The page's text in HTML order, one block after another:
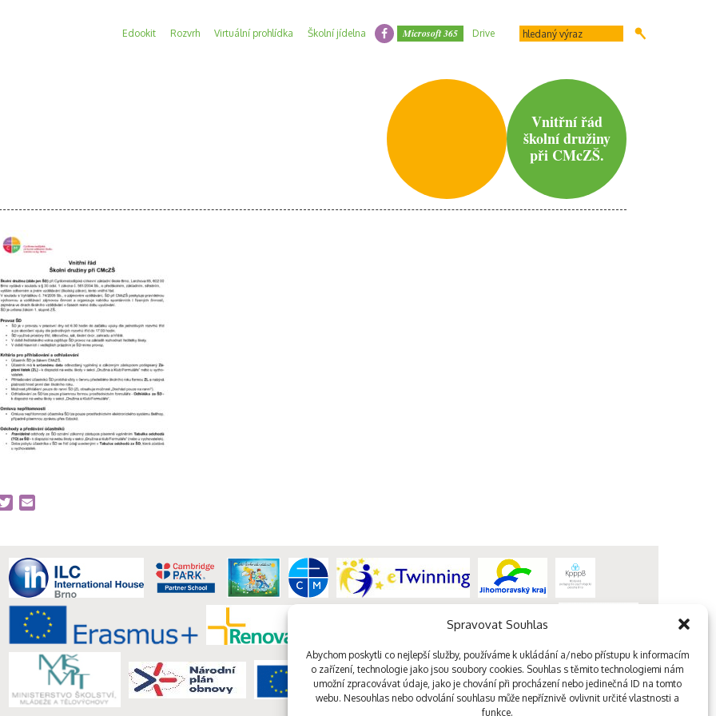
Spravovat Souhlas
Abychom poskytli co nejlepší služby, používáme k ukládání a/nebo přístupu k informacím
o zařízení, technologie jako jsou soubory cookies. Souhlas s těmito technologiemi nám
umožní zpracovávat údaje, jako je chování při procházení nebo jedinečná ID na tomto
webu. Nesouhlas nebo odvolání souhlasu může nepříznivě ovlivnit určité vlastnosti a
funkce.
Edookit Rozvrh Virtuální prohlídka Školní jídelna Microsoft 365 Drive
Vnitřní řád
školní družiny
při CMcZŠ.
Twitter